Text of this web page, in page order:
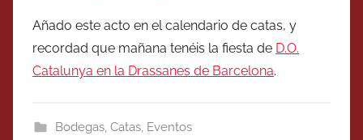
Añado este acto en el calendario de catas, y
recordad que mañana tenéis la fiesta de D.O.
Catalunya en la Drassanes de Barcelona.
Bodegas, Catas, Eventos